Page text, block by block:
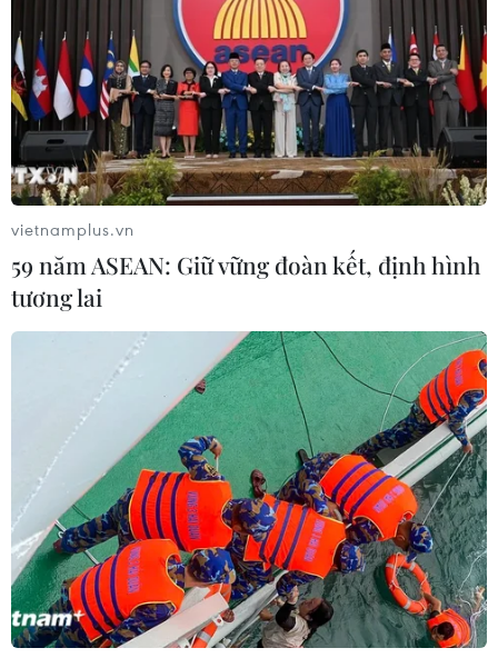
vietnamplus.vn
59 năm ASEAN: Giữ vững đoàn kết, định hình
tương lai